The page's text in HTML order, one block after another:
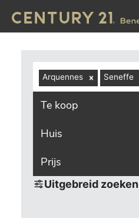
Arquennes Seneffe
Te koop
Huis
Prijs
Uitgebreid zoeken